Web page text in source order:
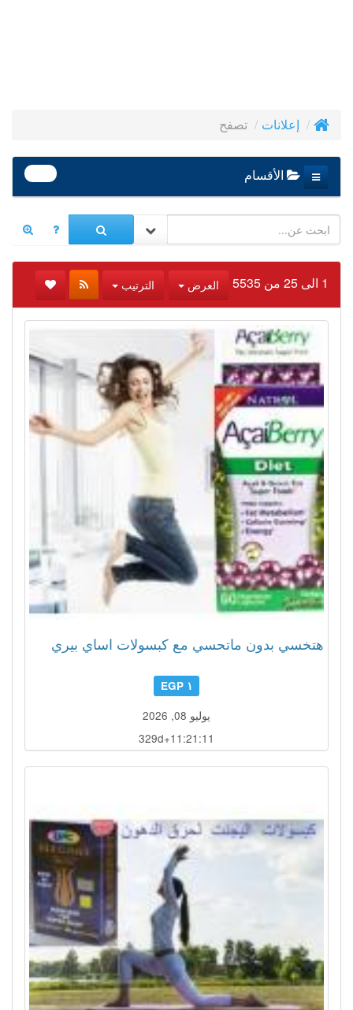
إعلانات تصفح
الأقسام
1 الى 25 من 5535 العرض الترتيب
هتخسي بدون ماتحسي مع كبسولات اساي بيري
١ EGP
يوليو 08, 2026
329d+11:21:08